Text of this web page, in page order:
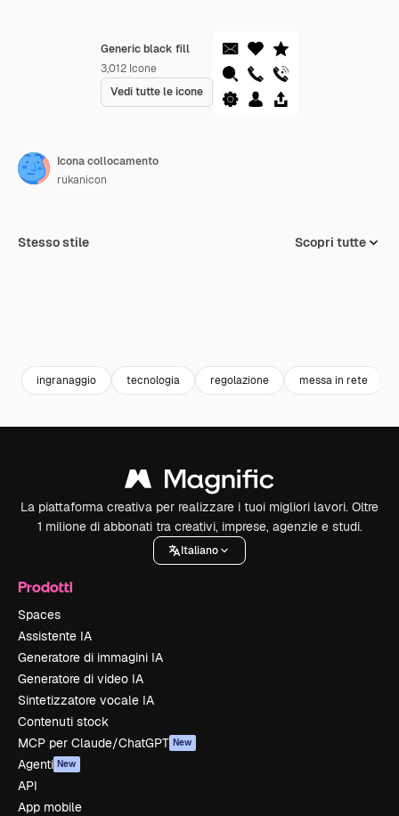
Generic black fill
3,012 Icone
Vedi tutte le icone
Icona collocamento
rukanicon
Stesso stile Scopri tutte
ingranaggio tecnologia regolazione messa in rete
La piattaforma creativa per realizzare i tuoi migliori lavori. Oltre
1 milione di abbonati tra creativi, imprese, agenzie e studi.
Italiano
Prodotti
Spaces
Assistente IA
Generatore di immagini IA
Generatore di video IA
Sintetizzatore vocale IA
Contenuti stock
MCP per Claude/ChatGPT New
Agenti New
API
App mobile